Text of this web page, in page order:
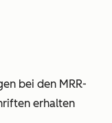
bei den MRR-
erhalten